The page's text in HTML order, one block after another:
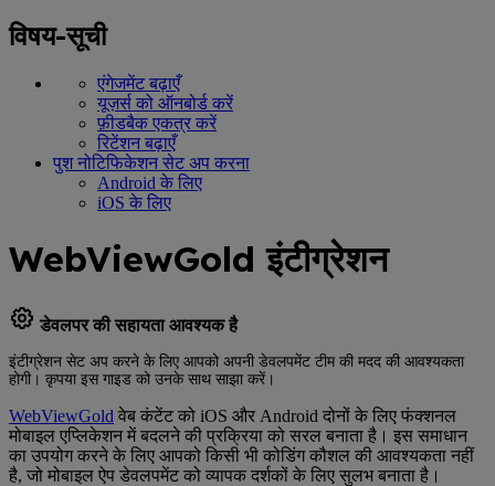
विषय-सूची
एंगेजमेंट बढ़ाएँ
यूज़र्स को ऑनबोर्ड करें
फ़ीडबैक एकत्र करें
रिटेंशन बढ़ाएँ
पुश नोटिफिकेशन सेट अप करना
Android के लिए
iOS के लिए
WebViewGold इंटीग्रेशन
डेवलपर की सहायता आवश्यक है
इंटीग्रेशन सेट अप करने के लिए आपको अपनी डेवलपमेंट टीम की मदद की आवश्यकता
होगी। कृपया इस गाइड को उनके साथ साझा करें।
WebViewGold वेब कंटेंट को iOS और Android दोनों के लिए फंक्शनल
मोबाइल एप्लिकेशन में बदलने की प्रक्रिया को सरल बनाता है। इस समाधान
का उपयोग करने के लिए आपको किसी भी कोडिंग कौशल की आवश्यकता नहीं
है, जो मोबाइल ऐप डेवलपमेंट को व्यापक दर्शकों के लिए सुलभ बनाता है।